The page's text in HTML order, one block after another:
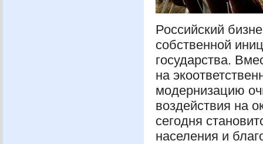
Российский
собственной
государства.
на
модернизацию
воздействия на
сегодня
населения и